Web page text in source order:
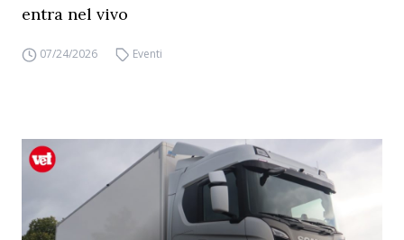
entra nel vivo
07/24/2026 Eventi